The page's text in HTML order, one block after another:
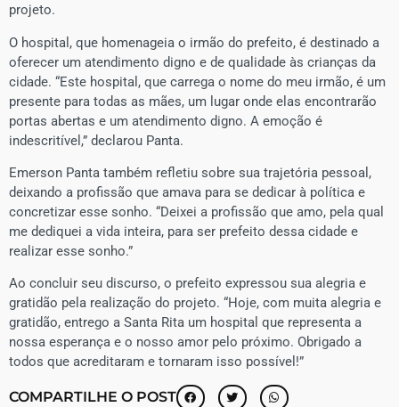
projeto.
O hospital, que homenageia o irmão do prefeito, é destinado a
oferecer um atendimento digno e de qualidade às crianças da
cidade. “Este hospital, que carrega o nome do meu irmão, é um
presente para todas as mães, um lugar onde elas encontrarão
portas abertas e um atendimento digno. A emoção é
indescritível,” declarou Panta.
Emerson Panta também refletiu sobre sua trajetória pessoal,
deixando a profissão que amava para se dedicar à política e
concretizar esse sonho. “Deixei a profissão que amo, pela qual
me dediquei a vida inteira, para ser prefeito dessa cidade e
realizar esse sonho.”
Ao concluir seu discurso, o prefeito expressou sua alegria e
gratidão pela realização do projeto. “Hoje, com muita alegria e
gratidão, entrego a Santa Rita um hospital que representa a
nossa esperança e o nosso amor pelo próximo. Obrigado a
todos que acreditaram e tornaram isso possível!”
COMPARTILHE O POST